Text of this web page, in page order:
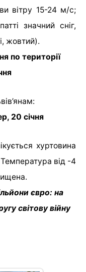
вітру 15-24 м/с;
значний сніг,
жовтий).
по території
20 січня
хуртовина
від -4
євро: на
світову війну